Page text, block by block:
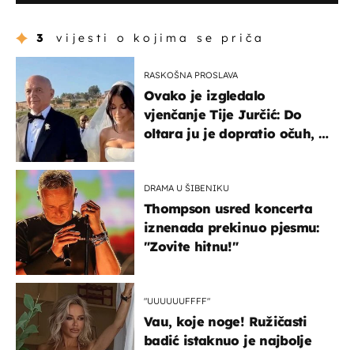
3 vijesti o kojima se priča
RASKOŠNA PROSLAVA
Ovako je izgledalo
vjenčanje Tije Jurčić: Do
oltara ju je dopratio očuh, a
DRAMA U ŠIBENIKU
Thompson usred koncerta
iznenada prekinuo pjesmu:
"Zovite hitnu!"
"UUUUUUFFFF"
Vau, koje noge! Ružičasti
badić istaknuo je najbolje